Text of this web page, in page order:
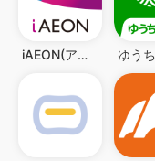
iAEON(アイイオン)